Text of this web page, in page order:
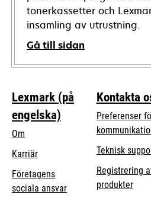
tonerkassetter och
insamling av utrustning.
Gå till sidan
Lexmark (på
engelska)
Om
Karriär
Företagens
sociala ansvaropens
Kontakta
Preferenser
Teknisk
Registrering
produkter